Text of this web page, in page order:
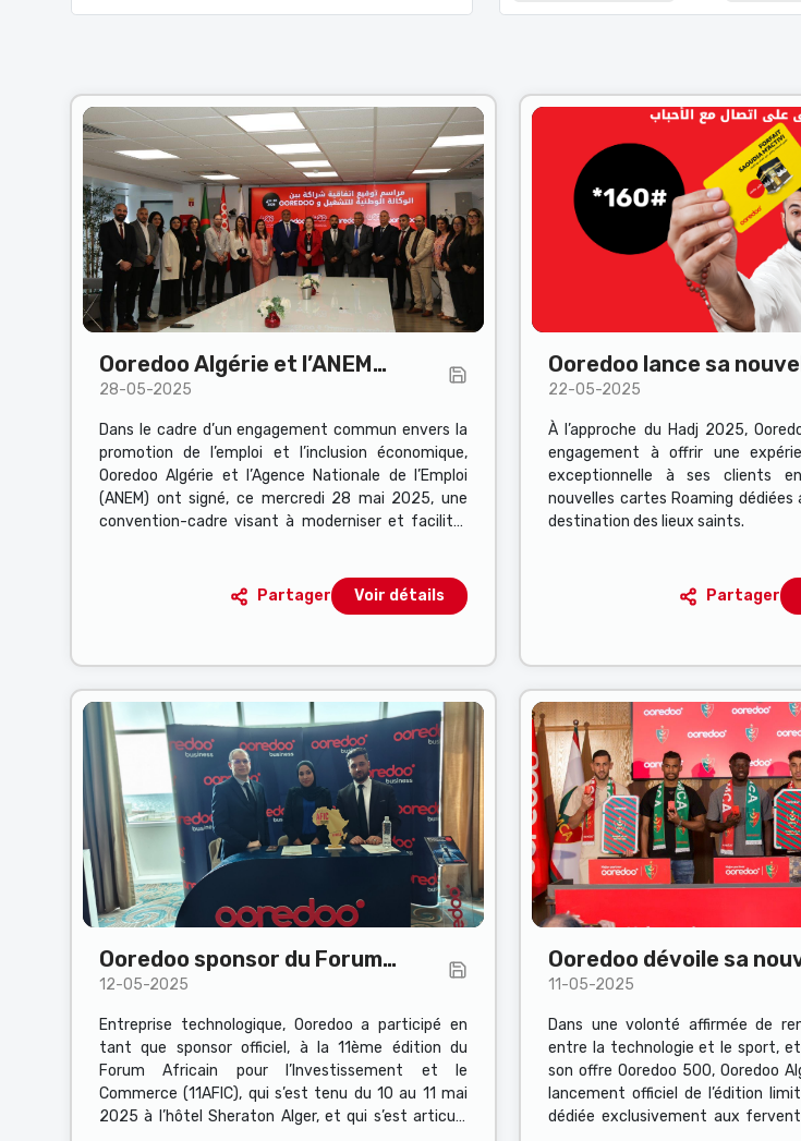
Ooredoo Algérie et l’ANEM
signent une convention de
partenariat
28-05-2025
Dans le cadre d’un engagement commun envers la
promotion de l’emploi et l’inclusion économique,
Ooredoo Algérie et l’Agence Nationale de l’Emploi
(ANEM) ont signé, ce mercredi 28 mai 2025, une
convention-cadre visant à moderniser et faciliter
Partager
Voir détails
Ooredoo lance sa
Roaming pour
pèlerins
22-05-2025
À l’approche du Hadj 2025,
engagement à offrir une
exceptionnelle à ses clients
nouvelles cartes Roaming dédiées
destination des lieux saints.
Partager
Ooredoo sponsor du Forum
Africain pour l’Investissement
et le Commerce (11AFIC)
12-05-2025
Entreprise technologique, Ooredoo a participé en
tant que sponsor officiel, à la 11ème édition du
Forum Africain pour l’Investissement et le
Commerce (11AFIC), qui s’est tenu du 10 au 11 mai
2025 à l’hôtel Sheraton Alger, et qui s’est articulé
Ooredoo dévoile sa
MCA
11-05-2025
Dans une volonté affirmée de
entre la technologie et le sport,
son offre Ooredoo 500, Ooredoo
lancement officiel de l’édition
dédiée exclusivement aux